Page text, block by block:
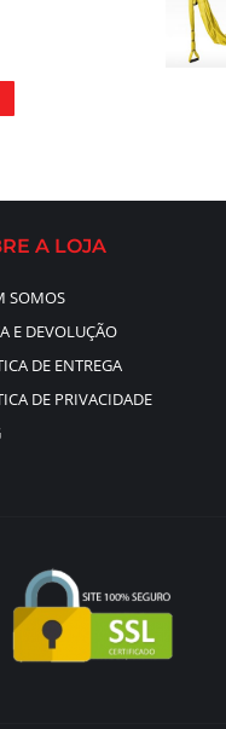
A LOJA
SOMOS
E DEVOLUÇÃO
DE ENTREGA
DE PRIVACIDADE